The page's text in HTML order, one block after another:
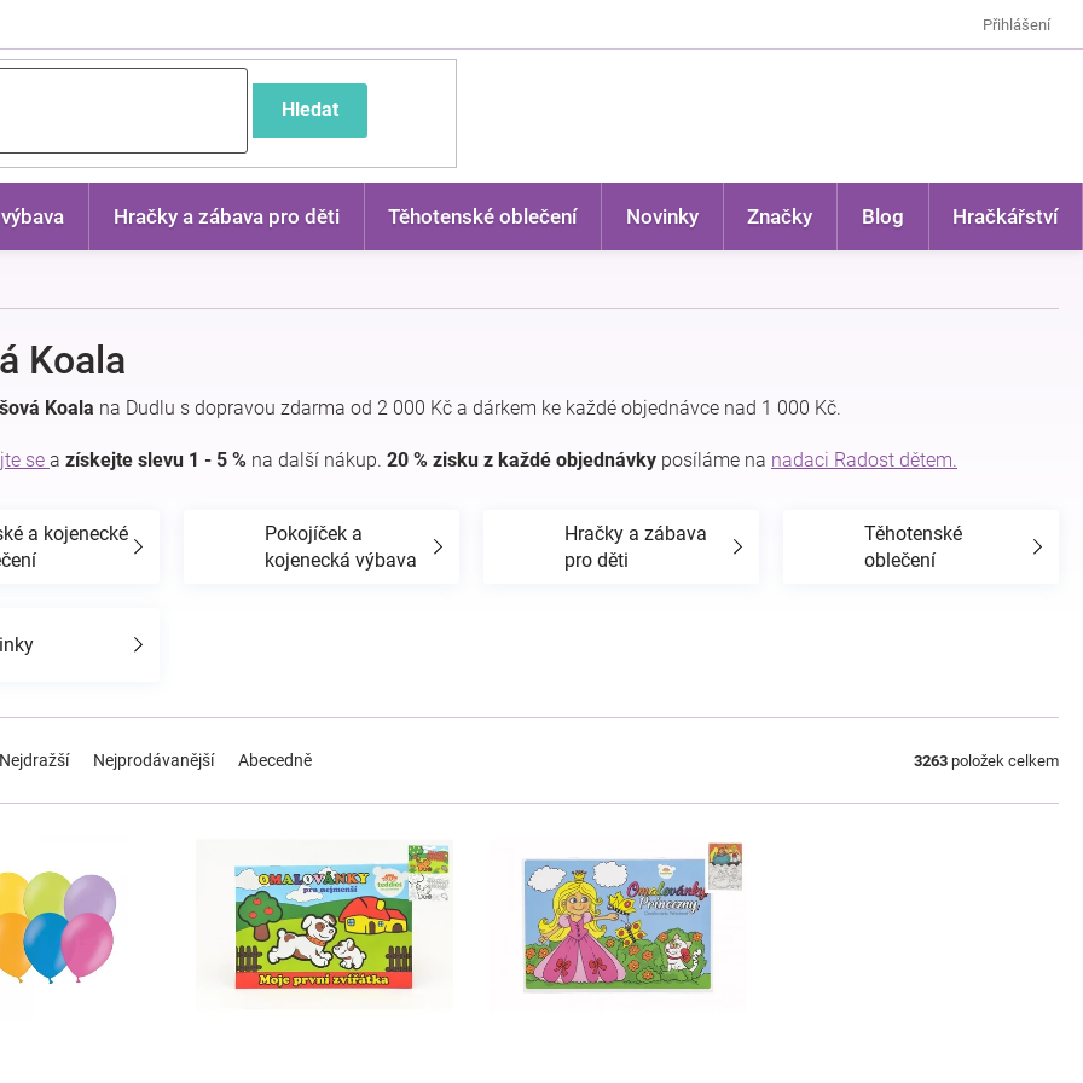
Přihlášení
Hledat
Hračky a zábava pro děti Těhotenské oblečení Novinky Značky Blog Hračkářství
Koala
Koala na Dudlu s dopravou zdarma od 2 000 Kč a dárkem ke každé objednávce nad 1 000 Kč.
se a získejte slevu 1 - 5 % na další nákup. 20 % zisku z každé objednávky posíláme na nadaci Radost dětem.
a kojenecké
Pokojíček a
kojenecká výbava
Hračky a zábava
pro děti
Těhotenské
oblečení
Nejdražší Nejprodávanější Abecedně 3263 položek celkem